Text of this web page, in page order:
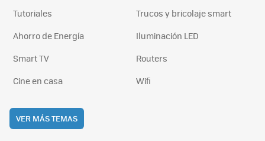
Tutoriales
Trucos y bricolaje smart
Ahorro de Energía
Iluminación LED
Smart TV
Routers
Cine en casa
Wifi
VER MÁS TEMAS